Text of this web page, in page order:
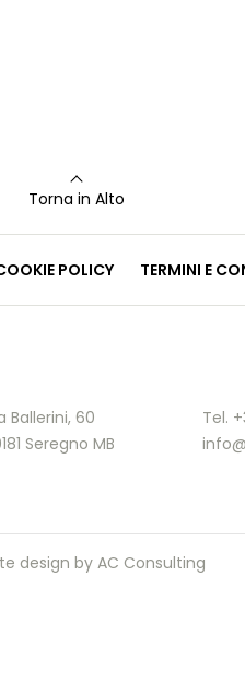
Torna in Alto
POLICY TERMINI E
Ballerini, 60
Seregno MB
Tel.
design by AC Consulting